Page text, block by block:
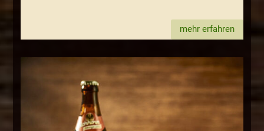
mehr erfahren